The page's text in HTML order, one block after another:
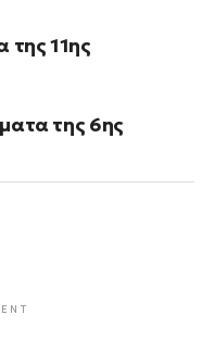
της 11ης
της 6ης